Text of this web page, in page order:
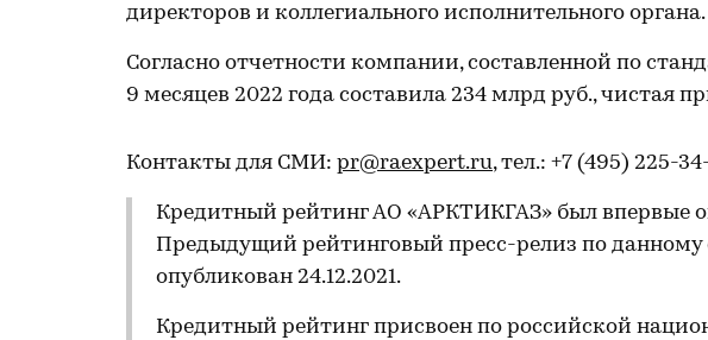
директоров и коллегиального исполнительного органа.
Согласно отчетности компании, составленной по
9 месяцев 2022 года составила 234 млрд руб., чистая
Контакты для СМИ: pr@raexpert.ru, тел.: +7 (495) 225-
Кредитный рейтинг АО «АРКТИКГАЗ» был впервые
Предыдущий рейтинговый пресс-релиз по данному
опубликован 24.12.2021.
Кредитный рейтинг присвоен по российской